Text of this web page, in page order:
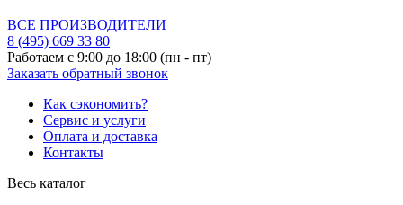
ВСЕ ПРОИЗВОДИТЕЛИ
8 (495) 669 33 80
Работаем с 9:00 до 18:00 (пн - пт)
Заказать обратный звонок
Как сэкономить?
Сервис и услуги
Оплата и доставка
Контакты
Весь каталог